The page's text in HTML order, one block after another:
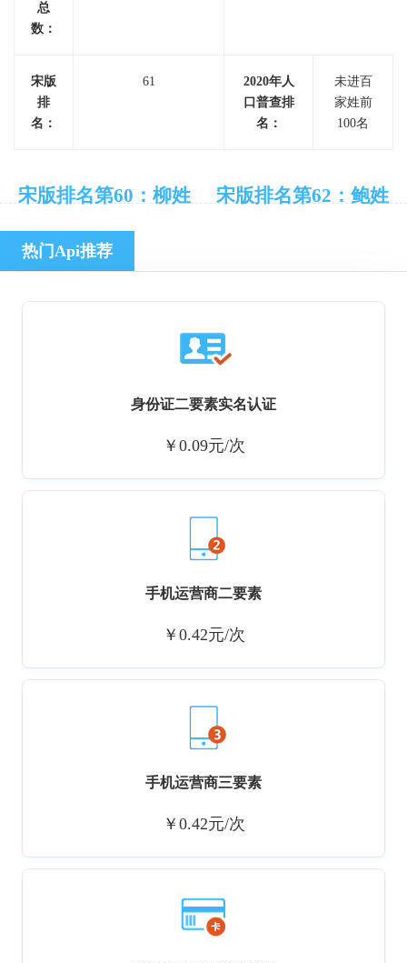
总
数：
宋版
排
名：
61
2020年人
口普查排
名：
未进百
家姓前
100名
宋版排名第60：柳姓 宋版排名第62：鲍姓
热门Api推荐
身份证二要素实名认证
￥0.09元/次
手机运营商二要素
￥0.42元/次
手机运营商三要素
￥0.42元/次